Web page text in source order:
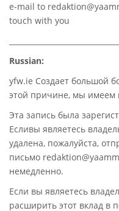
e-mail to
touch with you
Russian:
yfw.ie Создает большой
этой причине, мы имеем
Эта запись была
Есливы являетесь
удалена, пожалуйста,
письмо
немедленно.
Если вы являетесь
расширить этот вклад в